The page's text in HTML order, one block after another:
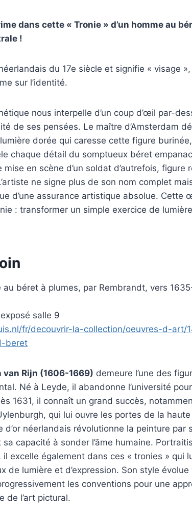
dans cette « Tronie » d’un homme au
!
du 17e siècle et signifie « visage »,
sur l’identité.
nous interpelle d’un coup d’œil par-
de ses pensées. Le maître d’Amsterdam
dorée qui caresse cette figure
chaque détail du somptueux béret
en scène d’un soldat d’autrefois, figure
ne signe plus de son nom complet
d’une assurance artistique absolue. Cette
: transformer un simple exercice de
au béret à plumes, par Rembrandt, vers
salle 9
fr/decouvrir-la-collection/oeuvres-d-
beret
Rijn (1606-1669) demeure l’une des
Né à Leyde, il abandonne l’université
1631, il connaît un grand succès,
qui lui ouvre les portes de la
d’or néerlandais révolutionne la peinture par
capacité à sonder l’âme humaine.
il excelle également dans ces « tronies » qui
de lumière et d’expression. Son style
les conventions pour une
de l’art pictural.